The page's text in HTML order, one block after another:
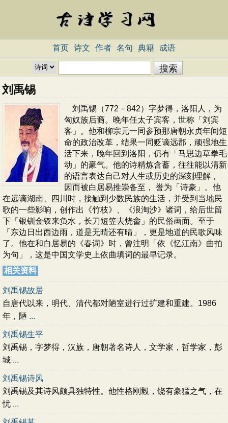
首页 诗文 作者 名句 典籍 成语
刘禹锡
刘禹锡（772－842）字梦得，洛阳人，为
匈奴族后裔。晚年任太子宾客，世称「刘宾
客」。他和柳宗元一同参预那唐朝永贞年间短
命的政治改革，结果一同贬谪远郡，顽强地生
活下来，晚年回到洛阳，仍有「马思边草拳毛
动」的豪气。他的诗精炼含蓄，往往能以清新
的语言表达自己对人生或历史的深刻理解，
因而被白居易推崇备至， 誉为「诗豪」。他
在远谪湖南、四川时，接触到少数民族的生活，并受到当地民
歌的一些影响，创作出《竹枝》、《浪淘沙》诸词，给后世留
下「银钏金钗来负水，长刀短笠去烧畲」的民俗画面。至于
「东边日出西边雨，道是无晴还有晴」，更是地道的民歌风味
了。他在和白居易的《春词》时，曾注明「依《忆江南》曲拍
为句」，这是中国文学史上依曲填词的最早记录。
相关资料
刘禹锡故居
自唐代以来，明代、清代都对陋室进行过扩建和重建。1986
年，陋 ...
刘禹锡生平
刘禹锡，字梦得，汉族，唐朝著名诗人，文学家，哲学家，彭
城 ...
刘禹锡诗风
刘禹锡及其诗风颇具独特性。他性格刚毅，饶有豪猛之气，在
忧 ...